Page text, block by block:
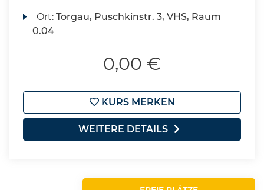
Ort:Torgau, Puschkinstr. 3, VHS, Raum
0.04
0,00 €
KURS MERKEN
WEITERE DETAILS